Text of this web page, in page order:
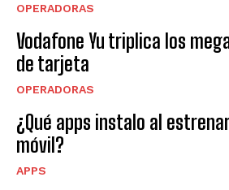
OPERADORAS
Vodafone Yu triplica los
de tarjeta
OPERADORAS
¿Qué apps instalo al
móvil?
APPS